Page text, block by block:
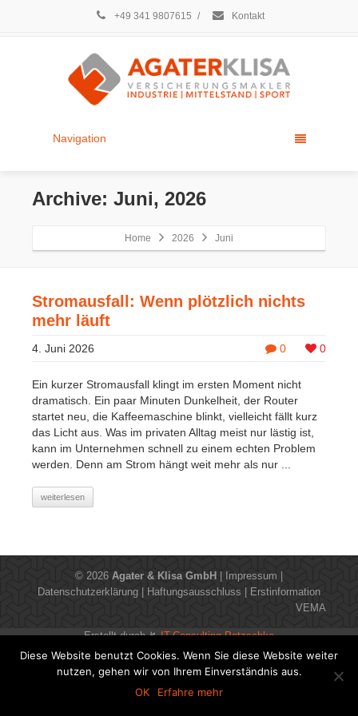
+49 341 9807615 / Kontakt
Navigation
Archive: Juni, 2026
Home 2026 Juni
Stromausfall: Wenn plötzlich nichts
mehr läuft
0 0
4. Juni 2026
Ein kurzer Stromausfall klingt im ersten Moment nicht
dramatisch. Ein paar Minuten Dunkelheit, der Router
startet neu, die Kaffeemaschine blinkt, vielleicht fällt kurz
das Licht aus. Was im privaten Alltag meist nur lästig ist,
kann im Unternehmen schnell zu einem echten Problem
werden. Denn am Strom hängt weit mehr als nur ...
weiterlesen
© 2026 Agater & Klisa GmbH | Impressum |
Datenschutzerklärung | Haftungsausschluss | Erstinformation
VEMA
Erstellt durch ↯IT-Consulting Patzschke
Diese Website benutzt Cookies. Wenn Sie diese Website weiter
nutzen, gehen wir von Ihrem Einverständnis aus.
OK
Erfahre mehr